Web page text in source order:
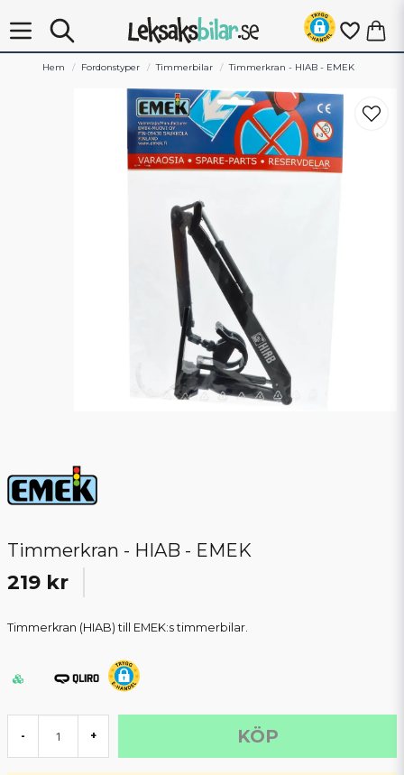
Hem Fordonstyper Timmerbilar Timmerkran - HIAB - EMEK
Timmerkran - HIAB - EMEK
219 kr
Timmerkran (HIAB) till EMEK:s timmerbilar.
- + KÖP